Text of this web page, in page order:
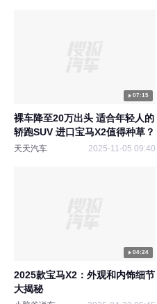
07:15
裸车降至20万出头 适合年轻人的
轿跑SUV 进口宝马X2值得种草？
天天汽车 2025-11-05 09:40
04:24
2025款宝马X2：外观和内饰细节
大揭秘